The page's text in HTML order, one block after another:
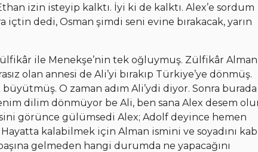
izin isteyip kalktı. İyi ki de kalktı. Alex’e sordum
içtin dedi, Osman şimdi seni evine bırakacak, yarın
ile Menekşe’nin tek oğluymuş. Zülfikâr
olan annesi de Ali’yi bırakıp Türkiye’ye dönmüş.
O zaman adım Ali’ydi diyor. Sonra burada
dilim dönmüyor be Ali, ben sana Alex desem
görünce gülümsedi Alex; Adolf deyince hemen
kalabilmek için Alman ismini ve soyadını
gelmeden hangi durumda ne yapacağını